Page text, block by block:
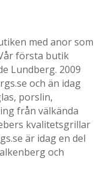
med anor som
första butik
Lundberg. 2009
och än idag
porslin,
från välkända
kvalitetsgrillar
är idag en del
och